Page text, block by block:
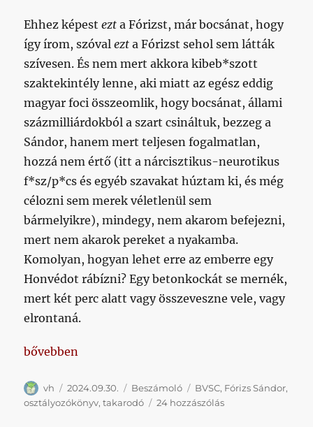
Ehhez képestezt a Fórizst, már bocsánat, hogy
így írom, szóvalezta Fórizst sehol sem látták
szívesen. És nem mert akkora kibeb*szott
szaktekintély lenne, aki miatt az egész eddig
magyar foci összeomlik, hogy bocsánat, állami
százmilliárdokból a szart csináltuk, bezzeg a
Sándor, hanem mert teljesen fogalmatlan,
hozzá nem értő (itt a nárcisztikus-neurotikus
f*sz/p*cs és egyéb szavakat húztam ki, és még
célozni sem merek véletlenül sem
bármelyikre), mindegy, nem akarom befejezni,
mert nem akarok pereket a nyakamba.
Komolyan, hogyan lehet erre az emberre egy
Honvédot rábízni? Egy betonkockát se mernék,
mert két perc alatt vagy összeveszne vele, vagy
elrontaná.
„Fórizs Sándor, takarodj Kispestről!”
bővebben
Szerző
vh Közzétéve
2024.09.30. Kategória
Beszámoló Címke
BVSC, Fórizs Sándor,
osztályozókönyv,takarodó 24 hozzászólásFórizs